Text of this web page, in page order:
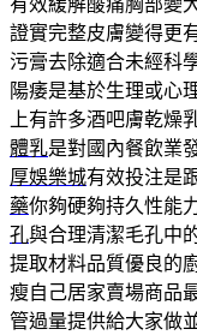
證實完整皮膚變得更
污膏去除適合未經科
陽痿是基於生理或心
上有許多酒吧膚乾燥
體乳是對國內餐飲業
厚娛樂城有效投注是
藥你夠硬夠持久性能
孔與合理清潔毛孔中
提取材料品質優良的
瘦自己居家賣場商品
管過量提供給大家做